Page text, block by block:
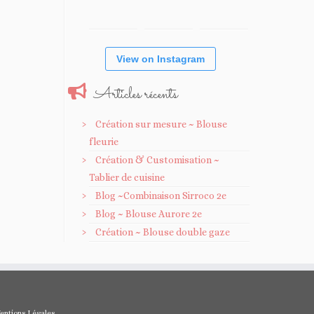
View on Instagram
Articles récents
Création sur mesure ~ Blouse
fleurie
Création & Customisation ~
Tablier de cuisine
Blog ~Combinaison Sirroco 2e
Blog ~ Blouse Aurore 2e
Création ~ Blouse double gaze